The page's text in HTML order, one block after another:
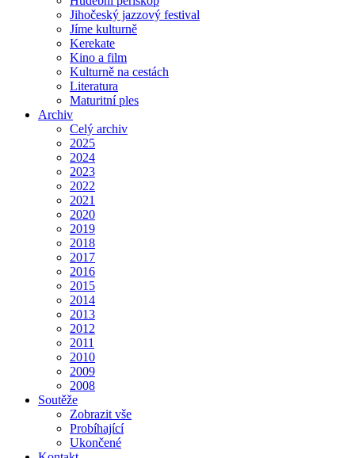
Jihočeský jazzový festival
Jíme kulturně
Kerekate
Kino a film
Kulturně na cestách
Literatura
Maturitní ples
Archiv
Celý archiv
2025
2024
2023
2022
2021
2020
2019
2018
2017
2016
2015
2014
2013
2012
2011
2010
2009
2008
Soutěže
Zobrazit vše
Probíhající
Ukončené